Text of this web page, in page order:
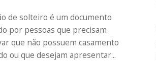
de solteiro é um documento
por pessoas que precisam
que não possuem casamento
ou que desejam apresentar...